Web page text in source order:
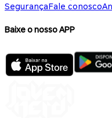
SegurançaFale conosco
Baixe o nosso APP